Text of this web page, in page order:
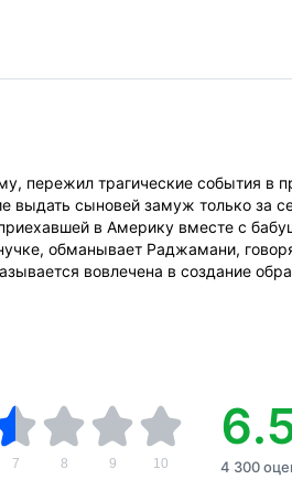
пережил трагические события в
выдать сыновей замуж только за
в Америку вместе с
обманывает Раджамани,
вовлечена в создание
7 8 9 10 4 300